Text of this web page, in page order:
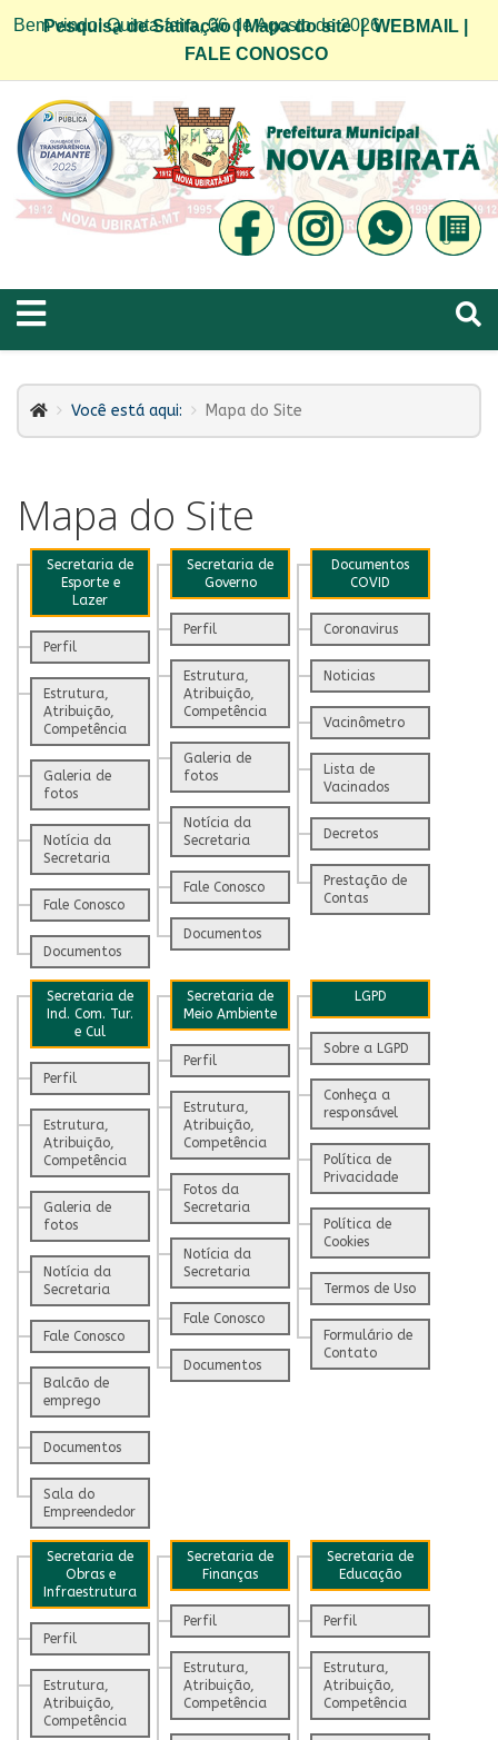
Bem vindo! Quinta-feira, 06 de Agosto de 2026
Pesquisa de Satifação|Mapa do site|WEBMAIL
FALE CONOSCO
Você está aqui: Mapa do Site
Mapa do Site
Secretaria de
Esporte e
Lazer
Perfil
Estrutura,
Atribuição,
Competência
Galeria de
fotos
Notícia da
Secretaria
Fale Conosco
Documentos
Secretaria de
Governo
Perfil
Estrutura,
Atribuição,
Competência
Galeria de
fotos
Notícia da
Secretaria
Fale Conosco
Documentos
Documentos
COVID
Coronavirus
Noticias
Vacinômetro
Lista de
Vacinados
Decretos
Prestação de
Contas
Secretaria de
Ind. Com. Tur.
e Cul
Perfil
Estrutura,
Atribuição,
Competência
Galeria de
fotos
Notícia da
Secretaria
Fale Conosco
Balcão de
emprego
Documentos
Sala do
Empreendedor
Secretaria de
Meio Ambiente
Perfil
Estrutura,
Atribuição,
Competência
Fotos da
Secretaria
Notícia da
Secretaria
Fale Conosco
Documentos
LGPD
Sobre a LGPD
Conheça a
responsável
Política de
Privacidade
Política de
Cookies
Termos de Uso
Formulário de
Contato
Secretaria de
Obras e
Infraestrutura
Perfil
Estrutura,
Atribuição,
Competência
Secretaria de
Finanças
Perfil
Estrutura,
Atribuição,
Competência
Secretaria de
Educação
Perfil
Estrutura,
Atribuição,
Competência